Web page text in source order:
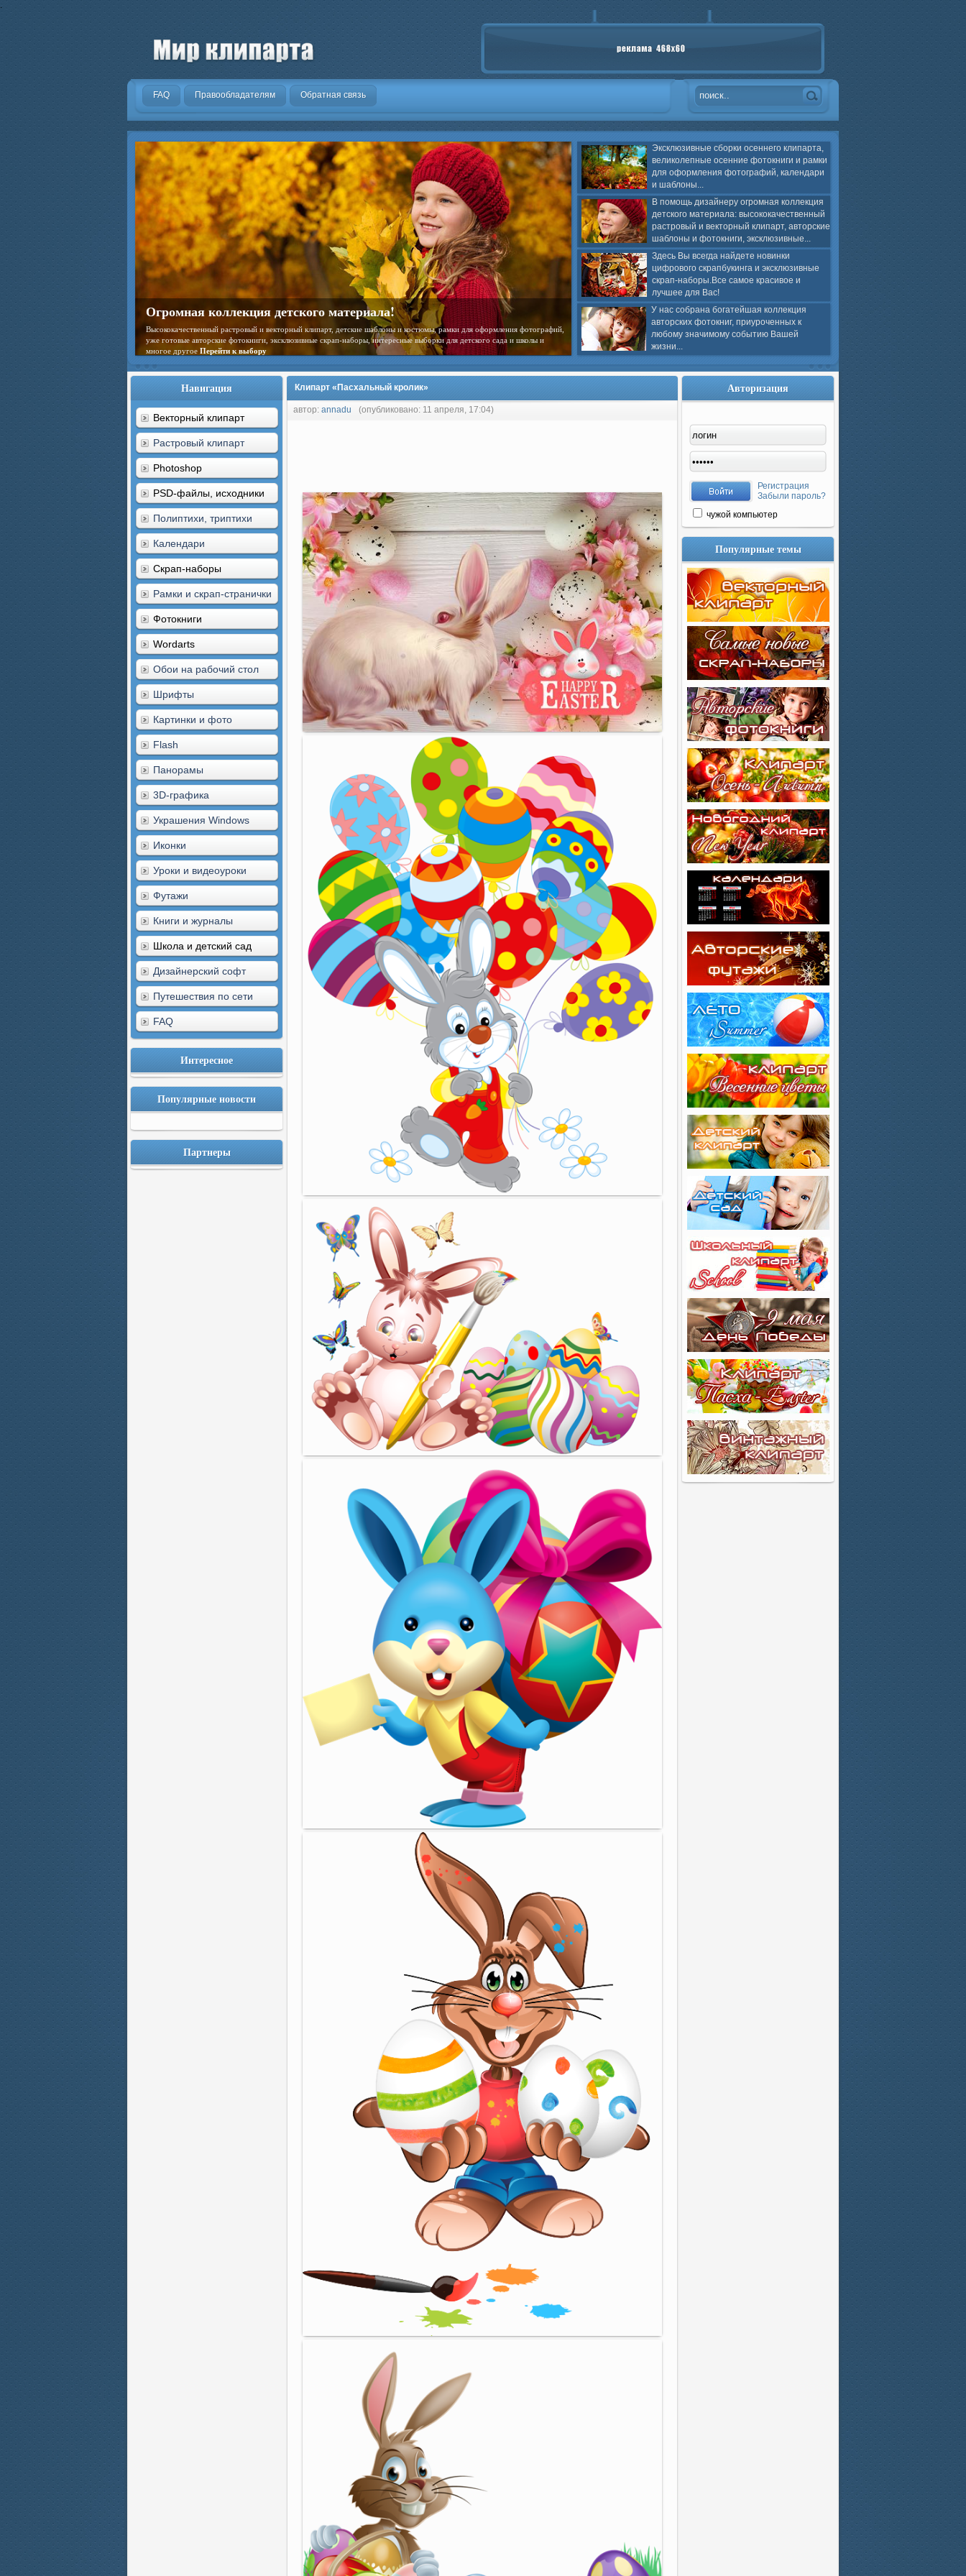
.
FAQ Правообладателям Обратная связь
Эксклюзивные сборки осеннего клипарта,
великолепные осенние фотокниги и рамки
для оформления фотографий, календари
и шаблоны...
В помощь дизайнеру огромная коллекция
детского материала: высококачественный
растровый и векторный клипарт, авторские
шаблоны и фотокниги, эксклюзивные...
Здесь Вы всегда найдете новинки
цифрового скрапбукинга и эксклюзивные
скрап-наборы.Все самое красивое и
лучшее для Вас!
У нас собрана богатейшая коллекция
авторских фотокниг, приуроченных к
любому значимому событию Вашей
жизни...
Огромная коллекция детского материала!
Высококачественный растровый и векторный клипарт, детские шаблоны и костюмы, рамки для оформления фотографий,
уже готовые авторские фотокниги, эксклюзивные скрап-наборы, интересные выборки для детского сада и школы и
многое другое Перейти к выбору
Навигация
Векторный клипарт
Растровый клипарт
Photoshop
PSD-файлы, исходники
Полиптихи, триптихи
Календари
Скрап-наборы
Рамки и скрап-странички
Фотокниги
Wordarts
Обои на рабочий стол
Шрифты
Картинки и фото
Flash
Панорамы
3D-графика
Украшения Windows
Иконки
Уроки и видеоуроки
Футажи
Книги и журналы
Школа и детский сад
Дизайнерский софт
Путешествия по сети
FAQ
Интересное
Популярные новости
Партнеры
Клипарт «Пасхальный кролик»
автор: annadu (опубликовано: 11 апреля, 17:04)
Авторизация
Регистрация
Забыли пароль?
чужой компьютер
Популярные темы